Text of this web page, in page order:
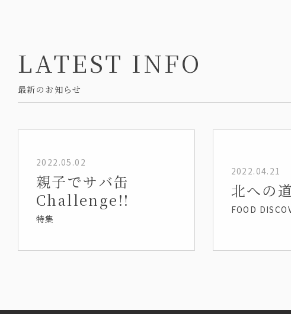
LATEST INFO
最新のお知らせ
2022.05.02
親子でサバ缶
Challenge!!
特集
2022.04.21
北への道
FOOD